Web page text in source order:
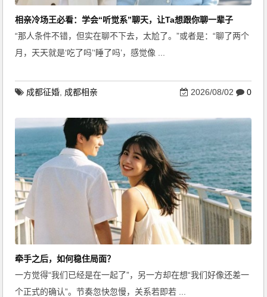
相亲冷场王必看：学会“听觉系”聊天，让Ta想跟你聊一辈子
“那人条件不错，但实在聊不下去，太尬了。”或者是：“聊了两个
月，天天就是‘吃了吗’‘睡了吗’，感觉像 ...
成都征婚 成都相亲 2026/08/02 0
牵手之后，如何稳住局面？
一方觉得“我们已经是在一起了”，另一方却在想“我们好像还差一
个正式的确认”。节奏忽快忽慢，关系若即若 ...